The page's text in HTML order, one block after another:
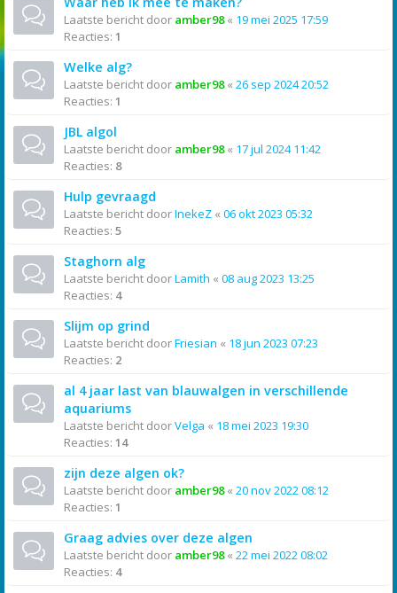
Laatste bericht door amber98« 19 mei 2025 17:59
Reacties: 1
Welke alg?
Laatste bericht door amber98« 26 sep 2024 20:52
Reacties: 1
JBL algol
Laatste bericht door amber98« 17 jul 2024 11:42
Reacties: 8
Hulp gevraagd
Laatste bericht doorInekeZ « 06 okt 2023 05:32
Reacties: 5
Staghorn alg
Laatste bericht doorLamith « 08 aug 2023 13:25
Reacties: 4
Slijm op grind
Laatste bericht doorFriesian « 18 jun 2023 07:23
Reacties: 2
al 4 jaar last van blauwalgen in verschillende
aquariums
Laatste bericht doorVelga « 18 mei 2023 19:30
Reacties: 14
zijn deze algen ok?
Laatste bericht door amber98« 20 nov 2022 08:12
Reacties: 1
Graag advies over deze algen
Laatste bericht door amber98« 22 mei 2022 08:02
Reacties: 4